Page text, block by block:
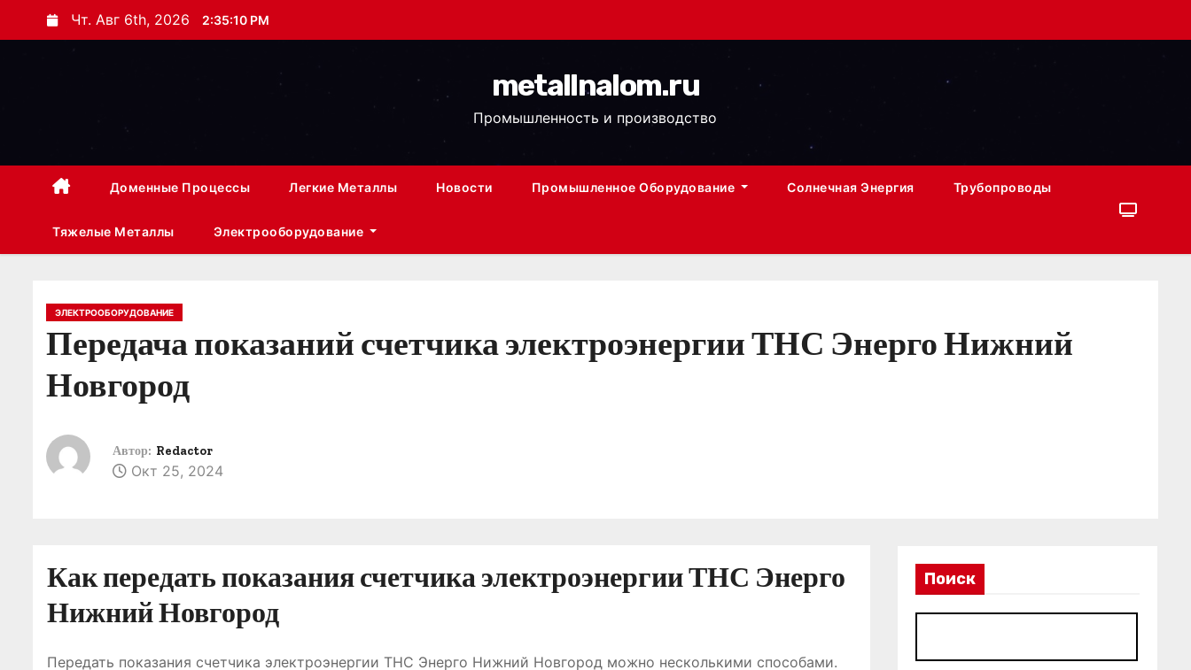
е
д
Чт. Авг 6th, 2026 2:35:10 PM
metallnalom.ru
Промышленность и производство
Доменные Процессы Легкие Металлы Новости Промышленное Оборудование Солнечная Энергия Трубопроводы
Тяжелые Металлы Электрооборудование
ЭЛЕКТРООБОРУДОВАНИЕ
Передача показаний счетчика электроэнергии ТНС Энерго Нижний
Новгород
Автор: Redactor
Окт 25, 2024
Как передать показания счетчика электроэнергии ТНС Энерго
Нижний Новгород
Передать показания счетчика электроэнергии ТНС Энерго Нижний Новгород можно несколькими способами.
Поиск